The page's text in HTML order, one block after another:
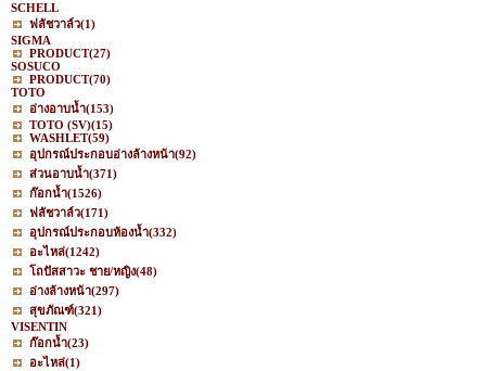
SCHELL
ฟลัชวาล์ว(1)
SIGMA
PRODUCT(27)
SOSUCO
PRODUCT(70)
TOTO
อ่างอาบน้ำ(153)
TOTO (SV)(15)
WASHLET(59)
อุปกรณ์ประกอบอ่างล้างหน้า(92)
ส่วนอาบน้ำ(371)
ก๊อกน้ำ(1526)
ฟลัชวาล์ว(171)
อุปกรณ์ประกอบห้องน้ำ(332)
อะไหล่(1242)
โถปัสสาวะ ชาย/หญิง(48)
อ่างล้างหน้า(297)
สุขภัณฑ์(321)
VISENTIN
ก๊อกน้ำ(23)
อะไหล่(1)